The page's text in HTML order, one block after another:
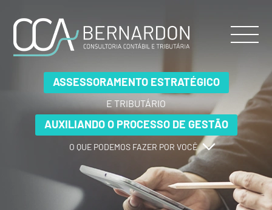
ASSESSORAMENTO ESTRATÉGICO
E TRIBUTÁRIO
AUXILIANDO O PROCESSO DE GESTÃO
O QUE PODEMOS FAZER POR VOCÊ
ASSESSORAMENTO ESTRATÉGICO
E TRIBUTÁRIO
AUXILIANDO O PROCESSO DE GESTÃO
O QUE PODEMOS FAZER POR VOCÊ
ASSESSORAMENTO ESTRATÉGICO
E TRIBUTÁRIO
AUXILIANDO O PROCESSO DE GESTÃO
O QUE PODEMOS FAZER POR VOCÊ